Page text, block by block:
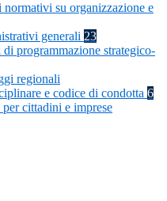
su organizzazione e
generali 23
programmazione strategico-
regionali
e codice di condotta 6
cittadini e imprese